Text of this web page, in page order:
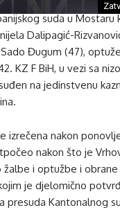
suda u Mostaru
Dalipagić-
Đugum (47),
KZ F BiH, u vezi sa
na jedinstvenu
izrečena nakon
nakon što je
žalbe i optužbe i
je djelomično
presuda Kantonalnog